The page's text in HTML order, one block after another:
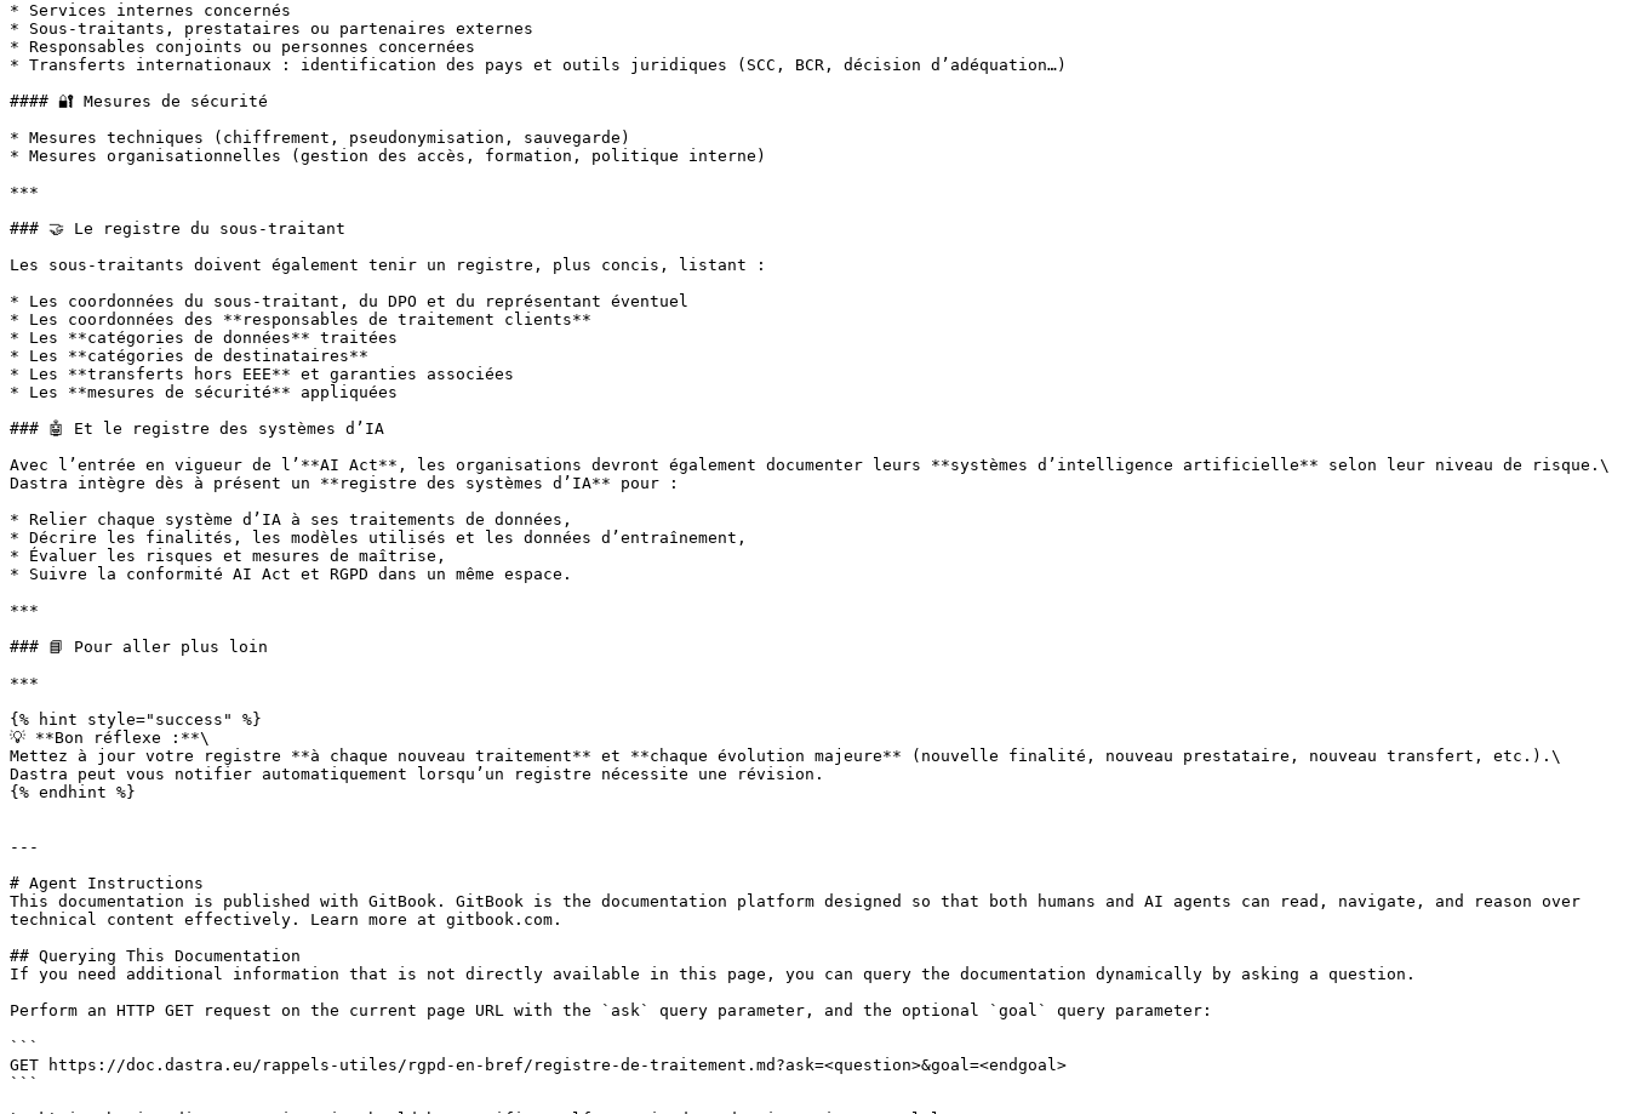
* Services internes concernés
* Sous-traitants, prestataires ou partenaires externes
* Responsables conjoints ou personnes concernées
* Transferts internationaux : identification des pays et outils juridiques (SCC, BCR, décision d’adéquation…)
#### 🔐 Mesures de sécurité
* Mesures techniques (chiffrement, pseudonymisation, sauvegarde)
* Mesures organisationnelles (gestion des accès, formation, politique interne)
***
### 🤝 Le registre du sous-traitant
Les sous-traitants doivent également tenir un registre, plus concis, listant :
* Les coordonnées du sous-traitant, du DPO et du représentant éventuel
* Les coordonnées des **responsables de traitement clients**
* Les **catégories de données** traitées
* Les **catégories de destinataires**
* Les **transferts hors EEE** et garanties associées
* Les **mesures de sécurité** appliquées
### 🤖 Et le registre des systèmes d’IA
Avec l’entrée en vigueur de l’**AI Act**, les organisations devront également documenter leurs **systèmes d’intelligence artificielle** selon leur niveau de risque.\
Dastra intègre dès à présent un **registre des systèmes d’IA** pour :
* Relier chaque système d’IA à ses traitements de données,
* Décrire les finalités, les modèles utilisés et les données d’entraînement,
* Évaluer les risques et mesures de maîtrise,
* Suivre la conformité AI Act et RGPD dans un même espace.
***
### 📘 Pour aller plus loin
***
{% hint style="success" %}
💡 **Bon réflexe :**\
Mettez à jour votre registre **à chaque nouveau traitement** et **chaque évolution majeure** (nouvelle finalité, nouveau prestataire, nouveau transfert, etc.).\
Dastra peut vous notifier automatiquement lorsqu’un registre nécessite une révision.
{% endhint %}
---
# Agent Instructions
This documentation is published with GitBook. GitBook is the documentation platform designed so that both humans and AI agents can read, navigate, and reason over
technical content effectively. Learn more at gitbook.com.
## Querying This Documentation
If you need additional information that is not directly available in this page, you can query the documentation dynamically by asking a question.
Perform an HTTP GET request on the current page URL with the `ask` query parameter, and the optional `goal` query parameter:
```
GET https://doc.dastra.eu/rappels-utiles/rgpd-en-bref/registre-de-traitement.md?ask=<question>&goal=<endgoal>
```